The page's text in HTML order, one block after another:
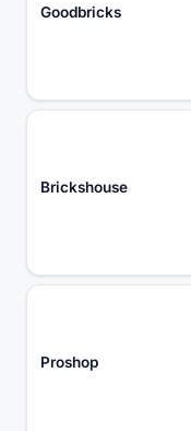
Goodbricks
Brickshouse
Proshop